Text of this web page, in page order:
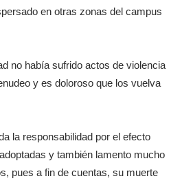
en otras zonas del campus
no había sufrido actos de violencia
y es doloroso que los vuelva
la responsabilidad por el efecto
y también lamento mucho
pues a fin de cuentas, su muerte